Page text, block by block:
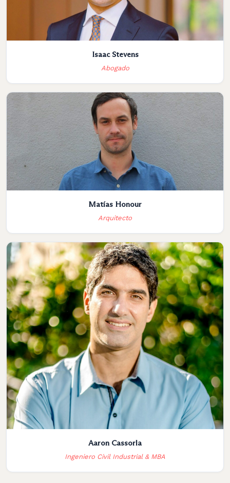
Isaac Stevens
Abogado
Matías Honour
Arquitecto
Aaron Cassorla
Ingeniero Civil Industrial & MBA